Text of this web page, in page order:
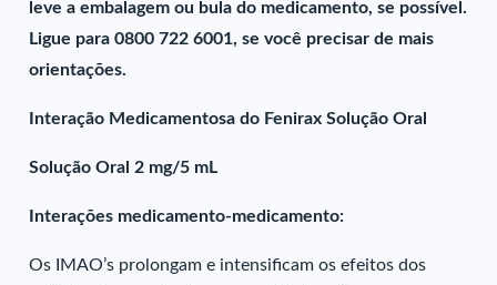
leve a embalagem ou bula do medicamento, se possível.
Ligue para 0800 722 6001, se você precisar de mais
orientações.
Interação Medicamentosa do Fenirax Solução Oral
Solução Oral 2 mg/5 mL
Interações medicamento-medicamento:
Os IMAO’s prolongam e intensificam os efeitos dos